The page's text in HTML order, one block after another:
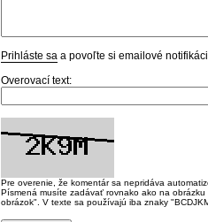
Prihláste sa a povoľte si emailové
Overovací text:
Pre overenie, že komentár sa nepridáva
Písmená musíte zadávať rovnako ako na
obrázok". V texte sa používajú iba znaky